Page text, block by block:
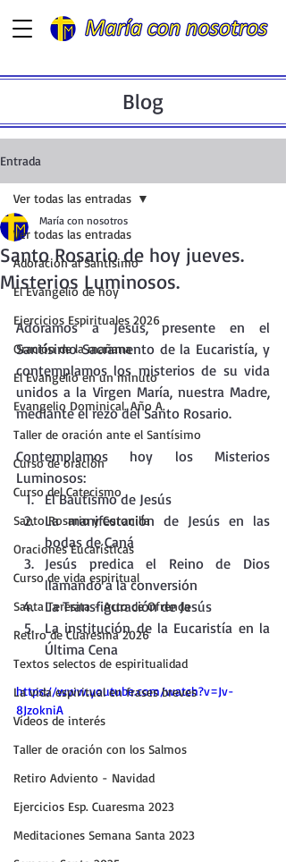
Blog
Entrada
Ver todas las entradas
Adoración al Santísimo
El Evangelio de hoy
Ejercicios Espirituales 2026
Oración de la mañana
El Evangelio en un minuto
Evangelio Dominical. Año A.
Taller de oración ante el Santísimo
Curso de oración
Curso del Catecismo
Santo Rosario y Coronilla
Oraciones Eucarísticas
Curso de vida espiritual
Santa Teresita - Acto de Ofrenda
Retiro de Cuaresma 2026
Textos selectos de espiritualidad
La vida espiritual en frases breves
Vídeos de interés
Taller de oración con los Salmos
Retiro Adviento - Navidad
Ejercicios Esp. Cuaresma 2023
Meditaciones Semana Santa 2023
Ver todas las entradas
Santo Rosario de hoy jueves.
Misterios Luminosos.
María con nosotros
Adoramos a Jesús, presente en el
Santísimo Sacramento de la Eucaristía, y
contemplamos los misterios de su vida
unidos a la Virgen María, nuestra Madre,
mediante el rezo del Santo Rosario.
Contemplamos hoy los Misterios
Luminosos:
El Bautismo de Jesús
La manifestación de Jesús en las
bodas de Caná
Jesús predica el Reino de Dios
llamando a la conversión
La Transfiguración de Jesús
La institución de la Eucaristía en la
Última Cena
https://www.youtube.com/watch?v=Jv-
8JzokniA